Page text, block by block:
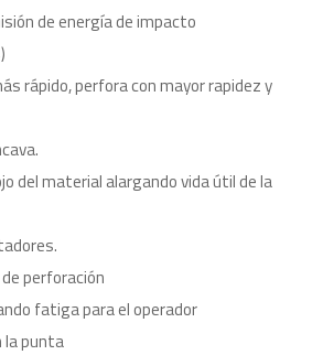
de energía de impacto
rápido, perfora con mayor rapidez y
del material alargando vida útil de la
perforación
fatiga para el operador
la punta